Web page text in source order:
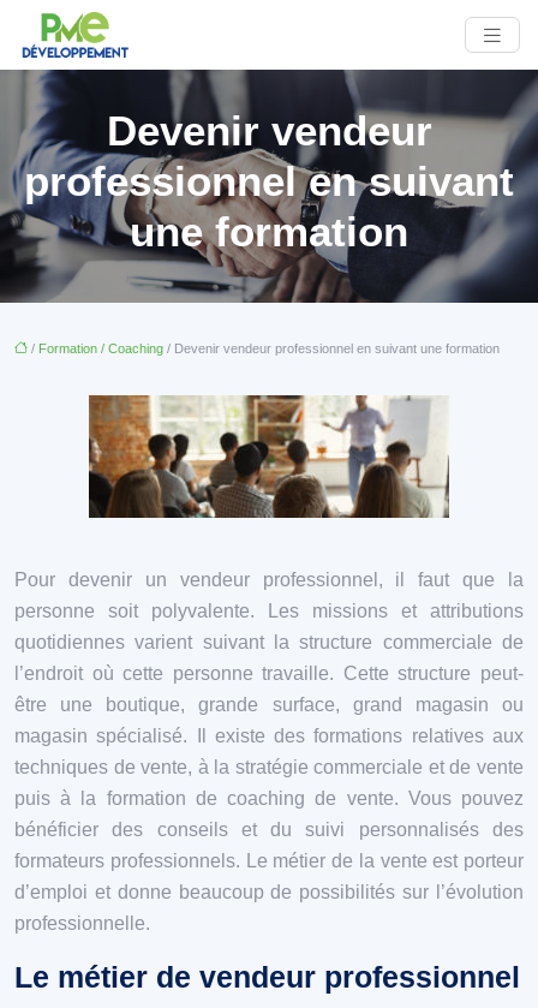
Devenir vendeur
professionnel en suivant
une formation
/ Formation / Coaching / Devenir vendeur professionnel en suivant une formation
Pour devenir un vendeur professionnel, il faut que la
personne soit polyvalente. Les missions et attributions
quotidiennes varient suivant la structure commerciale de
l’endroit où cette personne travaille. Cette structure peut-
être une boutique, grande surface, grand magasin ou
magasin spécialisé. Il existe des formations relatives aux
techniques de vente, à la stratégie commerciale et de vente
puis à la formation de coaching de vente. Vous pouvez
bénéficier des conseils et du suivi personnalisés des
formateurs professionnels. Le métier de la vente est porteur
d’emploi et donne beaucoup de possibilités sur l’évolution
professionnelle.
Le métier de vendeur professionnel